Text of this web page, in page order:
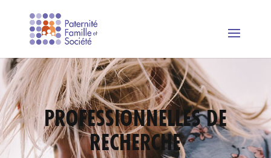
PROFESSIONNELLES DE
RECHERCHE